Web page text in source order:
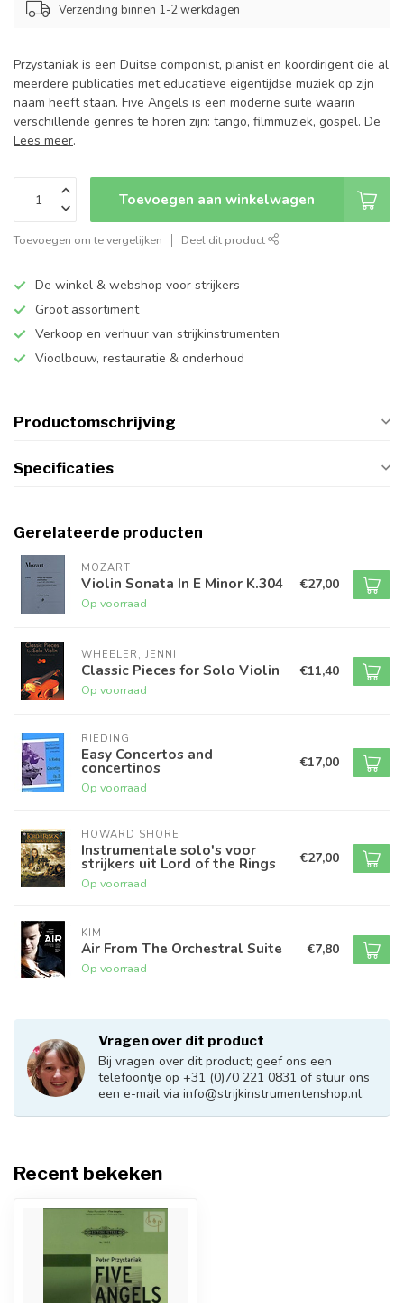
Verzending binnen 1-2 werkdagen
Przystaniak is een Duitse componist, pianist en koordirigent die al
meerdere publicaties met educatieve eigentijdse muziek op zijn
naam heeft staan. Five Angels is een moderne suite waarin
verschillende genres te horen zijn: tango, filmmuziek, gospel. De
Lees meer.
Toevoegen aan winkelwagen
Toevoegen om te vergelijken Deel dit product
De winkel & webshop voor strijkers
Groot assortiment
Verkoop en verhuur van strijkinstrumenten
Vioolbouw, restauratie & onderhoud
Productomschrijving
Specificaties
Gerelateerde producten
MOZART
Violin Sonata In E Minor K.304
Op voorraad
€27,00
WHEELER, JENNI
Classic Pieces for Solo Violin
Op voorraad
€11,40
RIEDING
Easy Concertos and
concertinos
Op voorraad
€17,00
HOWARD SHORE
Instrumentale solo's voor
strijkers uit Lord of the Rings
Op voorraad
€27,00
KIM
Air From The Orchestral Suite
Op voorraad
€7,80
Vragen over dit product
Bij vragen over dit product; geef ons een
telefoontje op +31 (0)70 221 0831 of stuur ons
een e-mail via info@strijkinstrumentenshop.nl.
Recent bekeken